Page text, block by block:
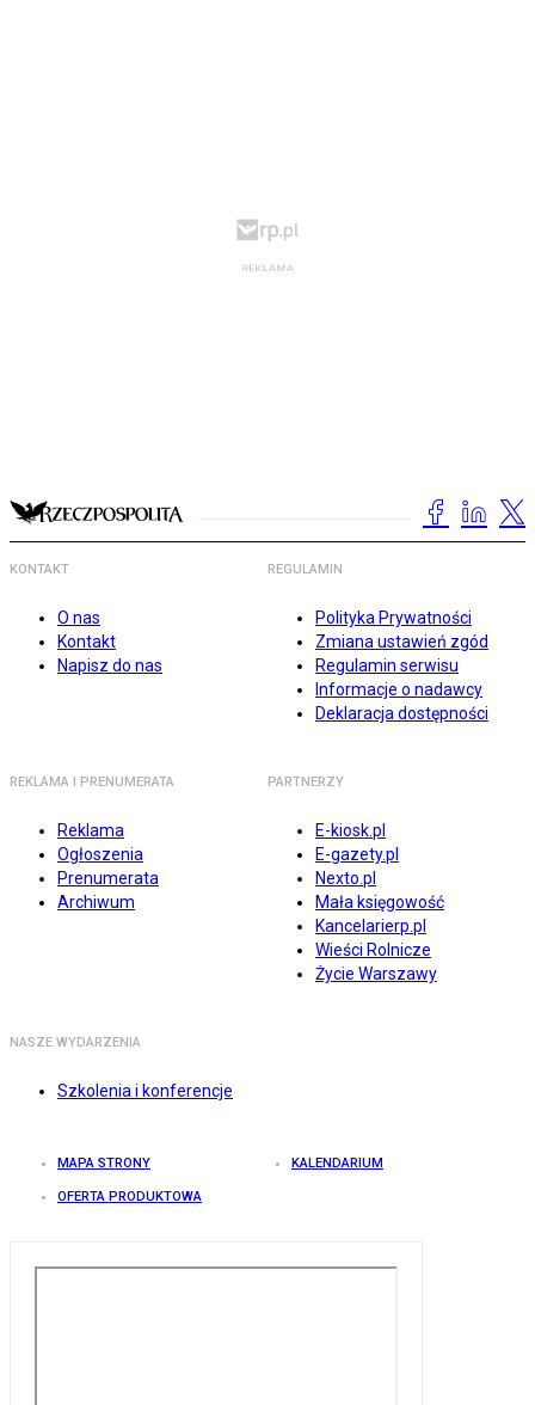
KONTAKT
O nas
Kontakt
Napisz do nas
REGULAMIN
Polityka Prywatności
Zmiana ustawień zgód
Regulamin serwisu
Informacje o nadawcy
Deklaracja dostępności
REKLAMA I PRENUMERATA
Reklama
Ogłoszenia
Prenumerata
Archiwum
PARTNERZY
E-kiosk.pl
E-gazety.pl
Nexto.pl
Mała księgowość
Kancelarierp.pl
Wieści Rolnicze
Życie Warszawy
NASZE WYDARZENIA
Szkolenia i konferencje
MAPA STRONY KALENDARIUM
OFERTA PRODUKTOWA